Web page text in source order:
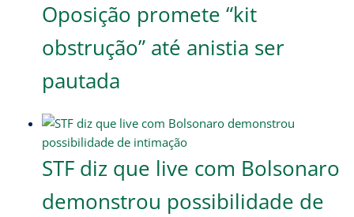
Oposição promete “kit
obstrução” até anistia ser
pautada
STF diz que live com Bolsonaro
demonstrou possibilidade de